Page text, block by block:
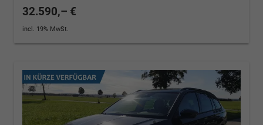
32.590,– €
incl. 19% MwSt.